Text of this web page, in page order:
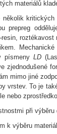
materiálů
několik
prepreg
písmeny LD
zjednodušené
mimo jiné
vrstev. To je
nebo
při výběru
k výběru